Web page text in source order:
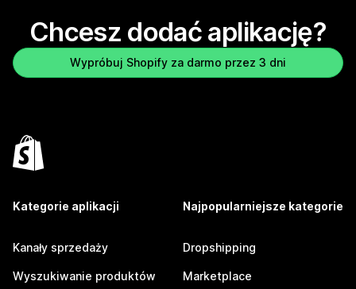
Chcesz dodać aplikację?
Wypróbuj Shopify za darmo przez 3 dni
Kategorie aplikacji
Kanały sprzedaży
Wyszukiwanie produktów
Najpopularniejsze kategorie
Dropshipping
Marketplace